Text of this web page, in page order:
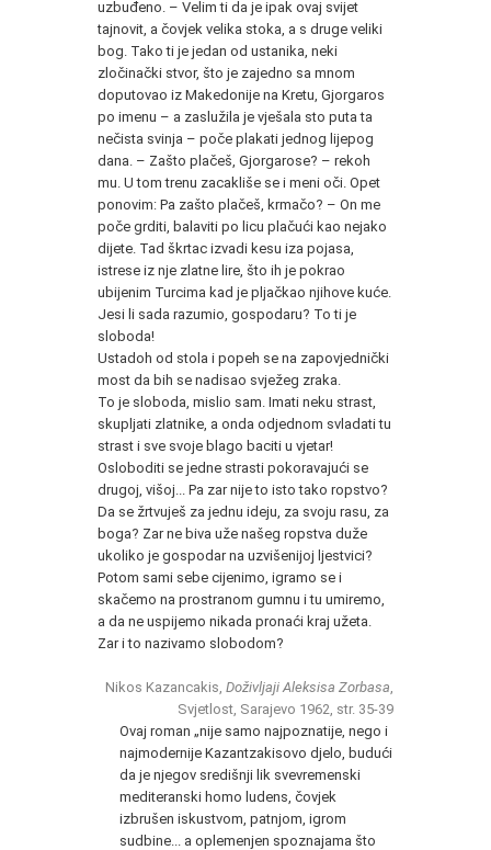
uzbuđeno. – Velim ti da je ipak ovaj svijet
tajnovit, a čovjek velika stoka, a s druge veliki
bog. Tako ti je jedan od ustanika, neki
zločinački stvor, što je zajedno sa mnom
doputovao iz Makedonije na Kretu, Gjorgaros
po imenu – a zaslužila je vješala sto puta ta
nečista svinja – poče plakati jednog lijepog
dana. – Zašto plačeš, Gjorgarose? – rekoh
mu. U tom trenu zacakliše se i meni oči. Opet
ponovim: Pa zašto plačeš, krmačo? – On me
poče grditi, balaviti po licu plačući kao nejako
dijete. Tad škrtac izvadi kesu iza pojasa,
istrese iz nje zlatne lire, što ih je pokrao
ubijenim Turcima kad je pljačkao njihove kuće.
Jesi li sada razumio, gospodaru? To ti je
sloboda!
Ustadoh od stola i popeh se na zapovjednički
most da bih se nadisao svježeg zraka.
To je sloboda, mislio sam. Imati neku strast,
skupljati zlatnike, a onda odjednom svladati tu
strast i sve svoje blago baciti u vjetar!
Osloboditi se jedne strasti pokoravajući se
drugoj, višoj... Pa zar nije to isto tako ropstvo?
Da se žrtvuješ za jednu ideju, za svoju rasu, za
boga? Zar ne biva uže našeg ropstva duže
ukoliko je gospodar na uzvišenijoj ljestvici?
Potom sami sebe cijenimo, igramo se i
skačemo na prostranom gumnu i tu umiremo,
a da ne uspijemo nikada pronaći kraj užeta.
Zar i to nazivamo slobodom?
Nikos Kazancakis, Doživljaji Aleksisa Zorbasa
Svjetlost, Sarajevo 1962, str. 35-39
Ovaj roman „nije samo najpoznatije, nego i
najmodernije Kazantzakisovo djelo, budući
da je njegov središnji lik svevremenski
mediteranski homo ludens, čovjek
izbrušen iskustvom, patnjom, igrom
sudbine... a oplemenjen spoznajama što